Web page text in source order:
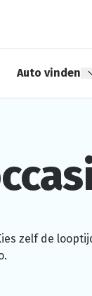
Auto vinden
zelf de